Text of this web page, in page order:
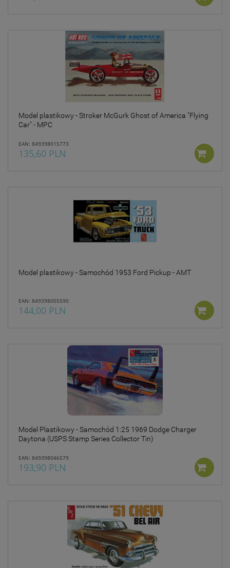
Model plastikowy - Stroker McGurk Ghost of America "Flying
Car" - MPC
EAN: 849398015773
135,60 PLN
Model plastikowy - Samochód 1953 Ford Pickup - AMT
EAN: 849398005590
144,00 PLN
Model Plastikowy - Samochód 1:25 1969 Dodge Charger
Daytona (USPS Stamp Series Collector Tin)
EAN: 849398046579
193,90 PLN